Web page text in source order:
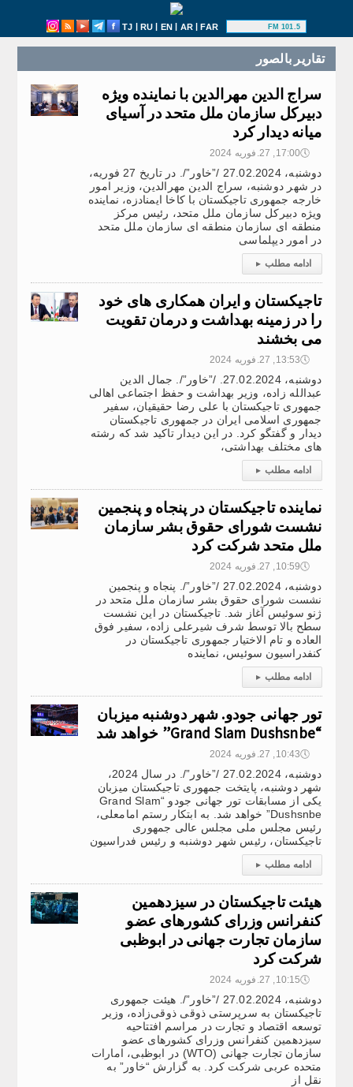
TJ | RU | EN | AR|FAR 101.5 FM
تقارير بالصور
سراج الدین مهرالدین با نماینده ویژه
دبیرکل سازمان ملل متحد در آسیای
میانه دیدار کرد
🕔17:00, 27.فوریه 2024
دوشنبه، 27.02.2024 /”خاور”/. در تاریخ 27 فوریه،
در شهر دوشنبه، سراج الدین مهرالدین، وزیر امور
خارجه جمهوری تاجیکستان با کاخا ایمنادزه، نماینده
ویژه دبیرکل سازمان ملل متحد، رئیس مرکز
منطقه ای سازمان منطقه ای سازمان ملل متحد
در امور دیپلماسی
ادامه مطلب ▸
تاجیکستان و ایران همکاری های خود
را در زمینه بهداشت و درمان تقویت
می بخشند
🕔13:53, 27.فوریه 2024
دوشنبه، 27.02.2024. /”خاور”/. جمال الدین
عبدالله زاده، وزیر بهداشت و حفظ اجتماعی اهالی
جمهوری تاجیکستان با علی رضا حقیقیان، سفیر
جمهوری اسلامی ایران در جمهوری تاجیکستان
دیدار و گفتگو کرد. در این دیدار تاکید شد که رشته
های مختلف بهداشتی،
ادامه مطلب ▸
نماینده تاجیکستان در پنجاه و پنجمین
نشست شورای حقوق بشر سازمان
ملل متحد شرکت کرد
🕔10:59, 27.فوریه 2024
دوشنبه، 27.02.2024 /”خاور”/. پنجاه و پنجمین
نشست شورای حقوق بشر سازمان ملل متحد در
ژنو سوئیس آغاز شد. تاجیکستان در این نشست
سطح بالا توسط شرف شیرعلی زاده، سفیر فوق
العاده و تام الاختیار جمهوری تاجیکستان در
کنفدراسیون سوئیس، نماینده
ادامه مطلب ▸
تور جهانی جودو. شهر دوشنبه میزبان
“Grand Slam Dushsnbe” خواهد شد
🕔10:43, 27.فوریه 2024
دوشنبه، 27.02.2024 /”خاور”/. در سال 2024،
شهر دوشنبه، پایتخت جمهوری تاجیکستان میزبان
یکی از مسابقات تور جهانی جودو “Grand Slam
Dushsnbe” خواهد شد. به ابتکار رستم امامعلی،
رئیس مجلس ملی مجلس عالی جمهوری
تاجیکستان، رئیس شهر دوشنبه و رئیس فدراسیون
ادامه مطلب ▸
هیئت تاجیکستان در سیزدهمین
کنفرانس وزرای کشورهای عضو
سازمان تجارت جهانی در ابوظبی
شرکت کرد
🕔10:15, 27.فوریه 2024
دوشنبه، 27.02.2024 /”خاور”/. هیئت جمهوری
تاجیکستان به سرپرستی ذوقی ذوقی‌زاده، وزیر
توسعه اقتصاد و تجارت در مراسم افتتاحیه
سیزدهمین کنفرانس وزرای کشورهای عضو
سازمان تجارت جهانی (WTO) در ابوظبی، امارات
متحده عربی شرکت کرد. به گزارش “خاور” به
نقل از